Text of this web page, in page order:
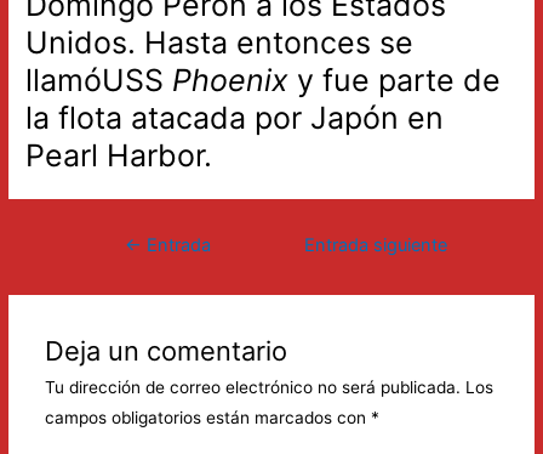
Unidos. Hasta entonces se
llamóUSS Phoenix y fue parte de
la flota atacada por Japón en
Pearl Harbor.
Navegación
entradas
← Entrada
Entrada siguiente
Deja un comentario
Tu dirección de correo electrónico no será publicada. Los
campos obligatorios están marcados con *